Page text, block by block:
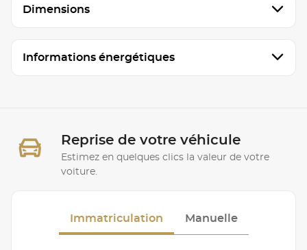
Dimensions
Informations énergétiques
Reprise de votre véhicule
Estimez en quelques clics la valeur de votre
voiture.
Immatriculation Manuelle